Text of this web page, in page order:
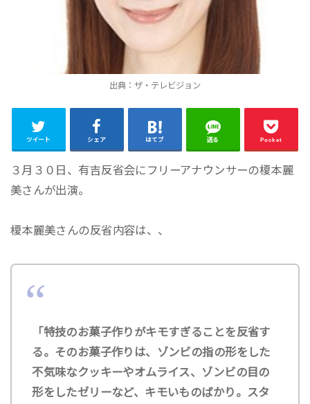
出典：ザ・テレビジョン
ツイート シェア はてブ 送る Pocket
３月３０日、有吉反省会にフリーアナウンサーの榎本麗
美さんが出演。
榎本麗美さんの反省内容は、、
「特技のお菓子作りがキモすぎることを反省す
る。そのお菓子作りは、ゾンビの指の形をした
不気味なクッキーやオムライス、ゾンビの目の
形をしたゼリーなど、キモいものばかり。スタ